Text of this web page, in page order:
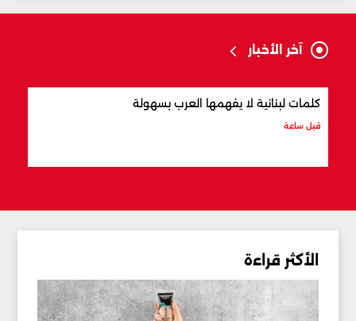
آخر الأخبار
كلمات لبنانية لا يفهمها العرب بسهولة
قبل ساعة
الأكثر قراءة